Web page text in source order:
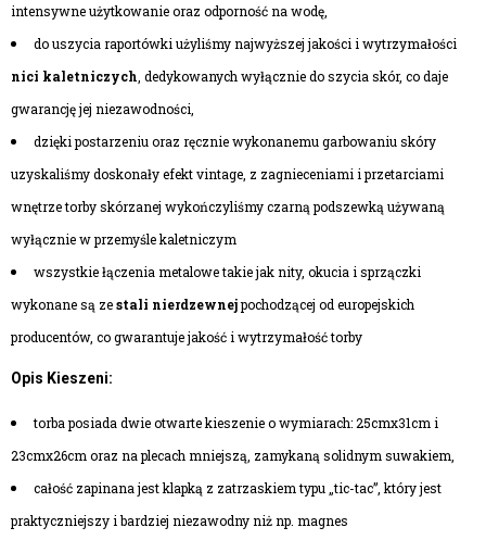
intensywne użytkowanie oraz odporność na wodę,
do uszycia raportówki użyliśmy najwyższej jakości i wytrzymałości
nici kaletniczych , dedykowanych wyłącznie do szycia skór, co daje
gwarancję jej niezawodności,
dzięki postarzeniu oraz ręcznie wykonanemu garbowaniu skóry
uzyskaliśmy doskonały efekt vintage, z zagnieceniami i przetarciami
wnętrzetorby skórzanej wykończyliśmy czarną podszewką używaną
wyłącznie w przemyśle kaletniczym
wszystkie łączenia metalowe takie jak nity, okucia i sprzączki
wykonane są zestali nierdzewnejpochodzącej od europejskich
producentów, co gwarantuje jakość i wytrzymałość torby
Opis Kieszeni:
torba posiada dwie otwarte kieszenie o wymiarach: 25cmx31cm i
23cmx26cm oraz na plecach mniejszą, zamykaną solidnym suwakiem,
całość zapinana jest klapką z zatrzaskiem typu „tic-tac”, który jest
praktyczniejszy i bardziej niezawodny niż np. magnes